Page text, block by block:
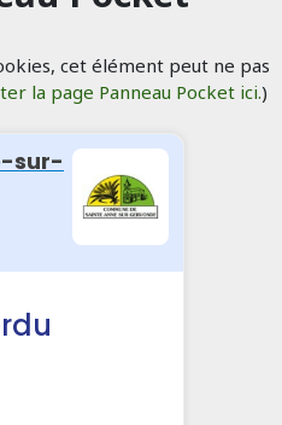
cet élément peut ne pas
la page Panneau Pocket ici.)